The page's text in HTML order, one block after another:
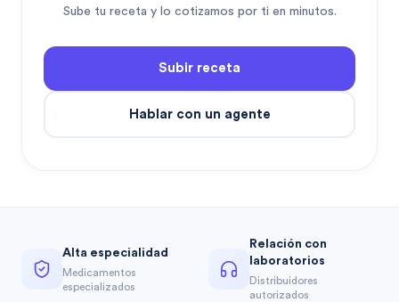
Sube tu receta y lo cotizamos por ti en minutos.
Subir receta
Hablar con un agente
Alta especialidad
Medicamentos
especializados
Relación con
laboratorios
Distribuidores
autorizados